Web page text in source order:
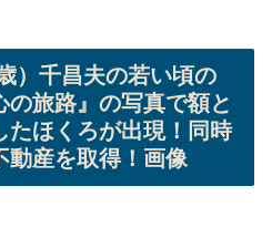
）千昌夫の若い頃の
の旅路』の写真で額と
たほくろが出現！同時
動産を取得！画像